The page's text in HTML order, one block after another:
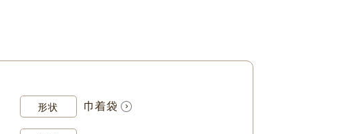
形状 巾着袋